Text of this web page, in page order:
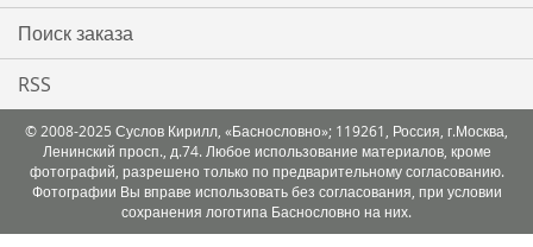
Поиск заказа
RSS
© 2008-2025 Суслов Кирилл, «Баснословно»; 119261, Россия, г.Москва,
Ленинский просп., д.74. Любое использование материалов, кроме
фотографий, разрешено только по предварительному согласованию.
Фотографии Вы вправе использовать без согласования, при условии
сохранения логотипа Баснословно на них.